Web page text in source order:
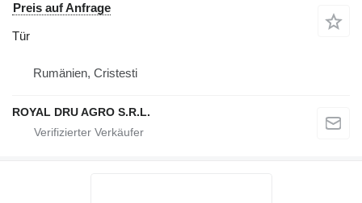
Preis auf Anfrage
Tür
Rumänien, Cristesti
ROYAL DRU AGRO S.R.L.